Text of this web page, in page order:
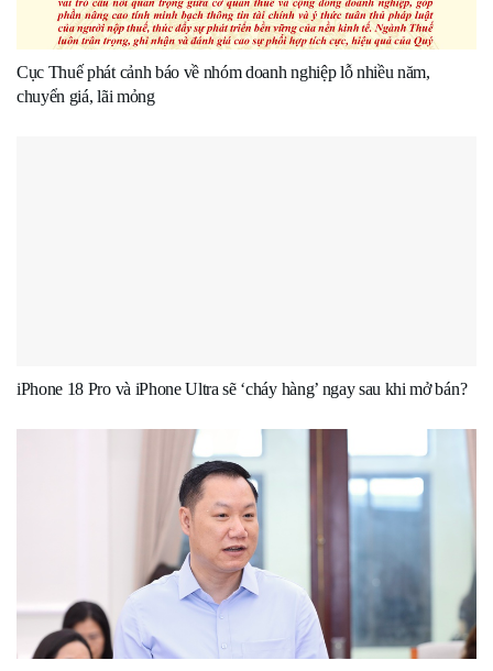
Cục Thuế phát cảnh báo về nhóm doanh nghiệp lỗ nhiều năm,
chuyển giá, lãi mỏng
iPhone 18 Pro và iPhone Ultra sẽ ‘cháy hàng’ ngay sau khi mở bán?